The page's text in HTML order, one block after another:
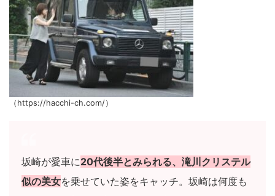
（https://hacchi-ch.com/）
坂崎が愛車に20代後半とみられる、滝川クリステル
似の美女を乗せていた姿をキャッチ。坂崎は何度も